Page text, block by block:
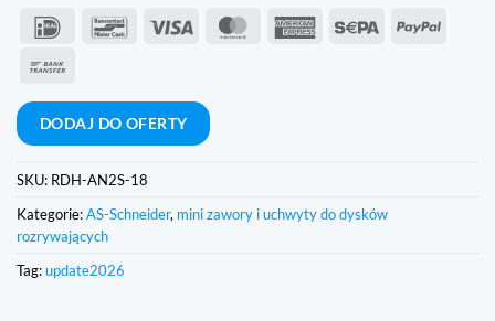
IDeal BancontactWiza MasterCardAmerican Sepa
PayPal
DODAJ DO OFERTY
SKU: RDH-AN2S-18
Kategorie:AS-Schneider, mini zawory i uchwyty do dysków
rozrywających
Tag:update2026